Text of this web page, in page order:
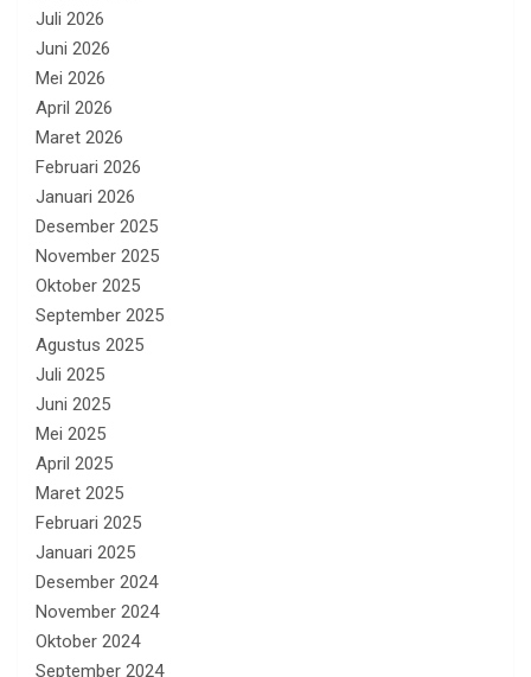
Juli 2026
Juni 2026
Mei 2026
April 2026
Maret 2026
Februari 2026
Januari 2026
Desember 2025
November 2025
Oktober 2025
September 2025
Agustus 2025
Juli 2025
Juni 2025
Mei 2025
April 2025
Maret 2025
Februari 2025
Januari 2025
Desember 2024
November 2024
Oktober 2024
September 2024